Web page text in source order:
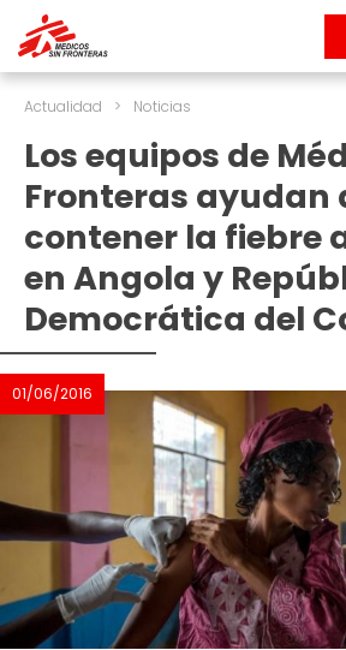
Actualidad > Noticias
Los equipos de
Fronteras ayudan
contener la fiebre
en Angola y
Democrática del
01/06/2016